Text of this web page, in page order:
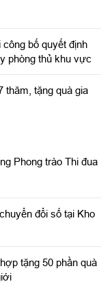
bố quyết định
phòng thủ khu vực
thăm, tặng quà gia
Phong trào Thi đua
đổi số tại Kho
tặng 50 phần quà